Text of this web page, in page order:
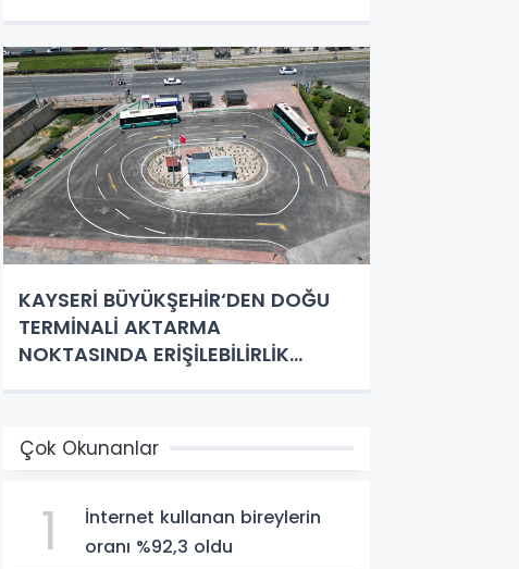
KAYSERİ BÜYÜKŞEHİR‘DEN DOĞU
TERMİNALİ AKTARMA
NOKTASINDA ERİŞİLEBİLİRLİK
Çok Okunanlar
1
İnternet kullanan bireylerin
oranı %92,3 oldu